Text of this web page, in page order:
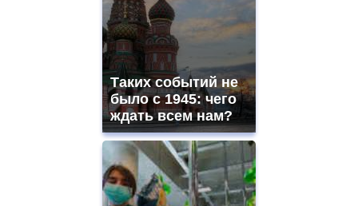
Таких событий не
было с 1945: чего
ждать всем нам?